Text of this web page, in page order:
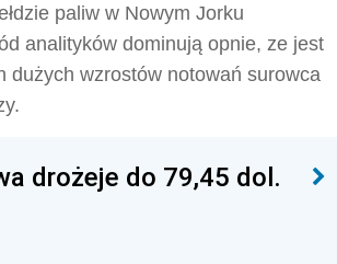
paliw w Nowym Jorku
analityków dominują opnie, ze jest
dużych wzrostów notowań surowca
drożeje do 79,45 dol.